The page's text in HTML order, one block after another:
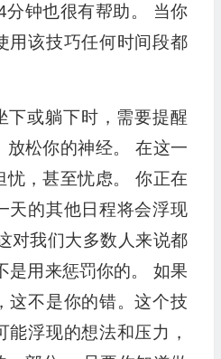
分钟也很有帮助。 当你
用该技巧任何时间段都
下或躺下时，需要提醒
放松你的神经。 在这一
忧，甚至忧虑。 你正在
天的其他日程将会浮现
对我们大多数人来说都
是用来惩罚你的。 如果
这不是你的错。这个技
浮现的想法和压力，